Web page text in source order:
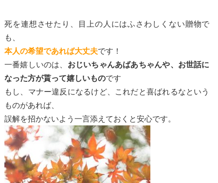
死を連想させたり、目上の人にはふさわしくない贈物で
も、
本人の希望であれば大丈夫です！
一番嬉しいのは、 おじいちゃんあばあちゃんや、お世話に
なった方が貰って嬉しいものです
もし、マナー違反になるけど、これだと喜ばれるなという
ものがあれば、
誤解を招かないよう一言添えておくと安心です。